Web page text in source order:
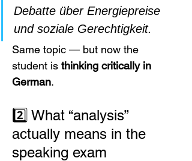
Debatte über Energiepreise
und soziale Gerechtigkeit.
Same topic — but now the
student is thinking critically in
German.
2️⃣ What “analysis”
actually means in the
speaking exam